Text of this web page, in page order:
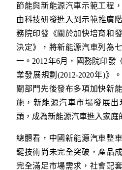
節能與新能源汽車示範工程
由科技研發進入到示範推廣
務院印發《關於加快培育和
決定》，將新能源汽車列為
一。2012年6月，國務院印發
業發展規劃(2012-2020年)》
關部門先後發布多項加快新
施，新能源汽車市場發展出
頭，成為新能源汽車進入家庭
總體看，中國新能源汽車整
鍵技術尚未完全突破，產品
完全滿足市場需求，社會配